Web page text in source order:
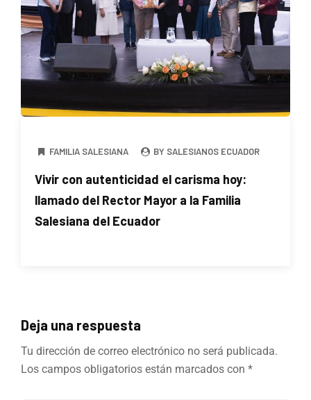
FAMILIA SALESIANA BY SALESIANOS ECUADOR
Vivir con autenticidad el carisma hoy:
llamado del Rector Mayor a la Familia
Salesiana del Ecuador
Deja una respuesta
Tu dirección de correo electrónico no será publicada.
Los campos obligatorios están marcados con *